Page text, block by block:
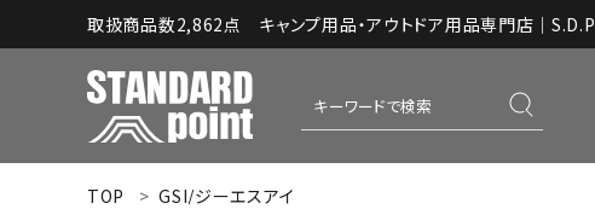
取扱商品数2,862点 キャンプ用品・アウトドア用品専門店｜S.D.P
TOP GSI/ジーエスアイ